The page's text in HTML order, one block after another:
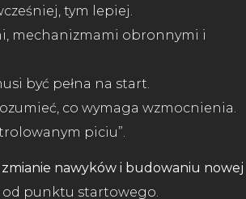
tym lepiej.
mechanizmami obronnymi i
być pełna na start.
co wymaga wzmocnienia.
piciu”.
nawyków i budowaniu nowej
od punktu startowego.